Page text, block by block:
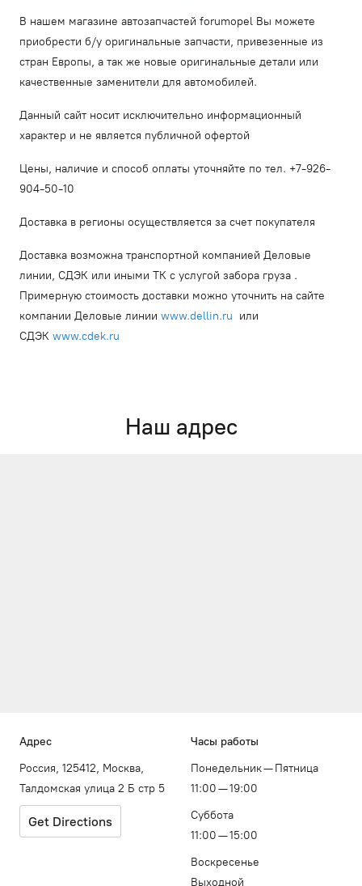
В нашем магазине автозапчастей forumopel Вы можете
приобрести б/у оригинальные запчасти, привезенные из
стран Европы, а так же новые оригинальные детали или
качественные заменители для автомобилей.
Данный сайт носит исключительно информационный
характер и не является публичной офертой
Цены, наличие и способ оплаты уточняйте по тел. +7-926-
904-50-10
Доставка в регионы осуществляется за счет покупателя
Доставка возможна транспортной компанией Деловые
линии, СДЭК или иными ТК с услугой забора груза .
Примерную стоимость доставки можно уточнить на сайте
компании Деловые линии www.dellin.ru или
СДЭК www.cdek.ru
Наш адрес
Адрес
Россия, 125412, Москва,
Талдомская улица 2 Б стр 5
Get Directions
Часы работы
Понедельник — Пятница
11:00 — 19:00
Суббота
11:00 — 15:00
Воскресенье
Выходной